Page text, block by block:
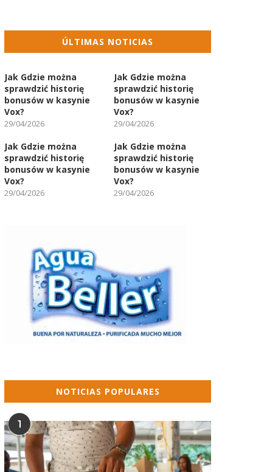
ÚLTIMAS NOTICIAS
Jak Gdzie można
sprawdzić historię
bonusów w kasynie
Vox?
29/04/2026
Jak Gdzie można
sprawdzić historię
bonusów w kasynie
Vox?
29/04/2026
Jak Gdzie można
sprawdzić historię
bonusów w kasynie
Vox?
29/04/2026
Jak Gdzie można
sprawdzić historię
bonusów w kasynie
Vox?
29/04/2026
NOTICIAS POPULARES
1